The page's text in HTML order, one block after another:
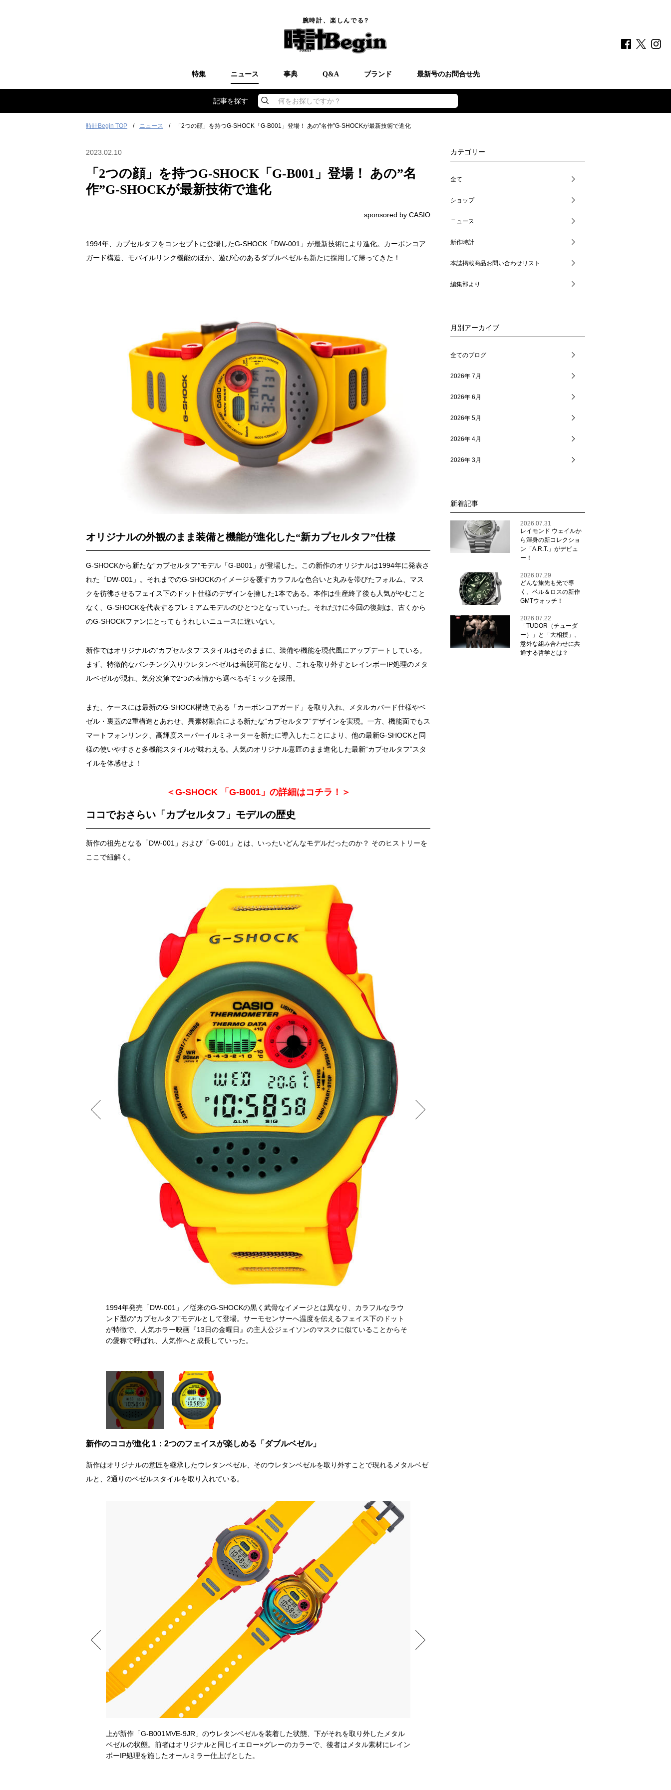
腕時計、楽しんでる?
特集 ニュース 事典 Q&A ブランド 最新号のお問合せ先
記事を探す 何をお探しですか？
時計Begin TOP ニュース 「2つの顔」を持つG-SHOCK「G-B001」登場！ あの”名作”G-SHOCKが最新技術で進化
2023.02.10
「2つの顔」を持つG-SHOCK「G-B001」登場！ あの”名
作”G-SHOCKが最新技術で進化
sponsored by CASIO
1994年、カプセルタフをコンセプトに登場したG-SHOCK「DW-001」が最新技術により進化。カーボンコア
ガード構造、モバイルリンク機能のほか、遊び心のあるダブルベゼルも新たに採用して帰ってきた！
オリジナルの外観のまま装備と機能が進化した“新カプセルタフ”仕様
G-SHOCKから新たな“カプセルタフ”モデル「G-B001」が登場した。この新作のオリジナルは1994年に発表さ
れた「DW-001」。それまでのG-SHOCKのイメージを覆すカラフルな色合いと丸みを帯びたフォルム、マス
クを彷彿させるフェイス下のドット仕様のデザインを擁した1本である。本作は生産終了後も人気がやむこと
なく、G-SHOCKを代表するプレミアムモデルのひとつとなっていった。それだけに今回の復刻は、古くから
のG-SHOCKファンにとってもうれしいニュースに違いない。
新作ではオリジナルの“カプセルタフ”スタイルはそのままに、装備や機能を現代風にアップデートしている。
まず、特徴的なパンチング入りウレタンベゼルは着脱可能となり、これを取り外すとレインボーIP処理のメタ
ルベゼルが現れ、気分次第で2つの表情から選べるギミックを採用。
また、ケースには最新のG-SHOCK構造である「カーボンコアガード」を取り入れ、メタルカバード仕様やベ
ゼル・裏蓋の2重構造とあわせ、異素材融合による新たな“カプセルタフ”デザインを実現。一方、機能面でもス
マートフォンリンク、高輝度スーパーイルミネーターを新たに導入したことにより、他の最新G-SHOCKと同
様の使いやすさと多機能スタイルが味わえる。人気のオリジナル意匠のまま進化した最新“カプセルタフ”スタ
イルを体感せよ！
＜G-SHOCK 「G-B001」の詳細はコチラ！＞
ココでおさらい「カプセルタフ」モデルの歴史
新作の祖先となる「DW-001」および「G-001」とは、いったいどんなモデルだったのか？ そのヒストリーを
ここで紐解く。
1994年発売「DW-001」／従来のG-SHOCKの黒く武骨なイメージとは異なり、カラフルなラウ
ンド型の“カプセルタフ”モデルとして登場。サーモセンサーへ温度を伝えるフェイス下のドット
が特徴で、人気ホラー映画『13日の金曜日』の主人公ジェイソンのマスクに似ていることからそ
の愛称で呼ばれ、人気作へと成長していった。
新作のココが進化 1：2つのフェイスが楽しめる「ダブルベゼル」
新作はオリジナルの意匠を継承したウレタンベゼル、そのウレタンベゼルを取り外すことで現れるメタルベゼ
ルと、2通りのベゼルスタイルを取り入れている。
上が新作「G-B001MVE-9JR」のウレタンベゼルを装着した状態、下がそれを取り外したメタル
ベゼルの状態。前者はオリジナルと同じイエロー×グレーのカラーで、後者はメタル素材にレイン
ボーIP処理を施したオールミラー仕上げとした。
カテゴリー
全て
ショップ
ニュース
新作時計
本誌掲載商品お問い合わせリスト
編集部より
月別アーカイブ
全てのブログ
2026年 7月
2026年 6月
2026年 5月
2026年 4月
2026年 3月
新着記事
2026.07.31
レイモンド ウェイルか
ら渾身の新コレクショ
ン「A.R.T.」がデビュ
ー！
2026.07.29
どんな旅先も光で導
く、ベル＆ロスの新作
GMTウォッチ！
2026.07.22
「TUDOR（チューダ
ー）」と「大相撲」、
意外な組み合わせに共
通する哲学とは？